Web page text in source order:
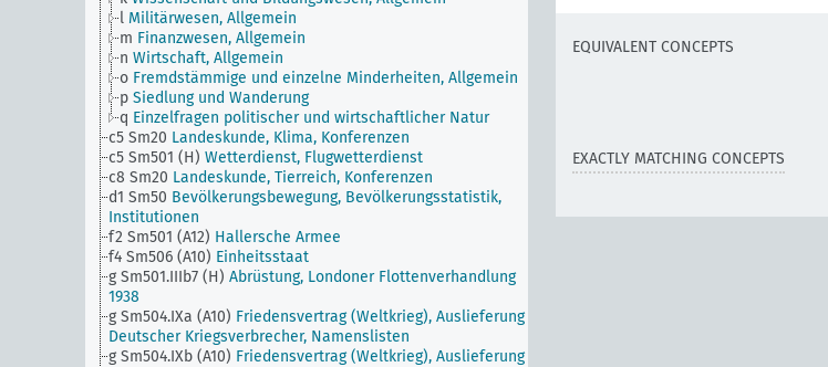
l Militärwesen, Allgemein
m Finanzwesen, Allgemein
n Wirtschaft, Allgemein
o Fremdstämmige und einzelne Minderheiten, Allgemein
p Siedlung und Wanderung
q Einzelfragen politischer und wirtschaftlicher Natur
c5 Sm20 Landeskunde, Klima, Konferenzen
c5 Sm501 (H) Wetterdienst, Flugwetterdienst
c8 Sm20 Landeskunde, Tierreich, Konferenzen
d1 Sm50 Bevölkerungsbewegung, Bevölkerungsstatistik,
Institutionen
f2 Sm501 (A12) Hallersche Armee
f4 Sm506 (A10) Einheitsstaat
g Sm501.IIIb7 (H) Abrüstung, Londoner Flottenverhandlung
1938
g Sm504.IXa (A10) Friedensvertrag (Weltkrieg), Auslieferung
Deutscher Kriegsverbrecher, Namenslisten
g Sm504.IXb (A10) Friedensvertrag (Weltkrieg), Auslieferung
EQUIVALENT CONCEPTS
EXACTLY MATCHING CONCEPTS